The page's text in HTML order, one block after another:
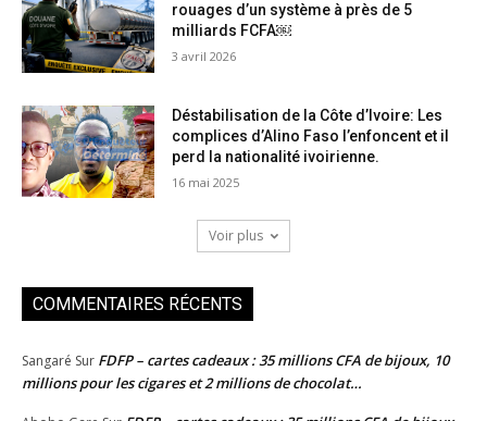
rouages d’un système à près de 5
milliards FCFA￼
3 avril 2026
Déstabilisation de la Côte d’Ivoire: Les
complices d’Alino Faso l’enfoncent et il
perd la nationalité ivoirienne.
16 mai 2025
Voir plus
COMMENTAIRES RÉCENTS
Sangaré Sur FDFP – cartes cadeaux : 35 millions CFA de bijoux, 10
millions pour les cigares et 2 millions de chocolat…